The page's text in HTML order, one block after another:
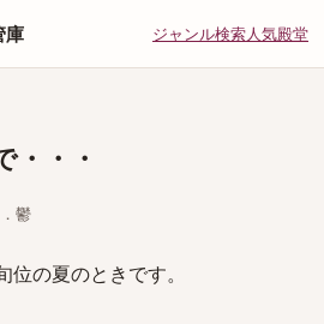
庫 ジャンル検索人気殿堂
・・・
鬱
の夏のときです。